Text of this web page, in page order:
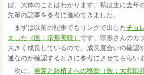
ば、大体のことはわかります。私は主に去年
先輩の記事を参考に進めてきました。
まずは以前の記事でもリンクで出したチョ
ました（医：宗形美咲） です。宗形さんのカ
大きく成長しているので、成長度合いの確認
通なのか確認するときに参考にさせてもらい
次に、発芽と鉢植えへの移動（医：大和田